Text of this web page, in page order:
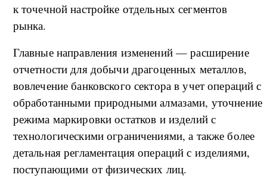
к точечной настройке отдельных сегментов
рынка.
Главные направления изменений — расширение
отчетности для добычи драгоценных металлов,
вовлечение банковского сектора в учет операций с
обработанными природными алмазами, уточнение
режима маркировки остатков и изделий с
технологическими ограничениями, а также более
детальная регламентация операций с изделиями,
поступающими от физических лиц.